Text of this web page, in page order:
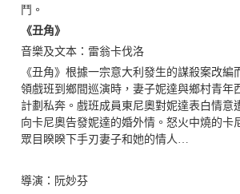
鬥。
《丑角》
音樂及文本：雷翁卡伐洛
《丑角》根據一宗意大利發生的謀殺案改編
領戲班到鄉間巡演時，妻子妮達與鄉村青年
計劃私奔。戲班成員東尼奧對妮達表白情意
向卡尼奧告發妮達的婚外情。怒火中燒的卡
眾目睽睽下手刃妻子和她的情人…
導演：阮妙芬